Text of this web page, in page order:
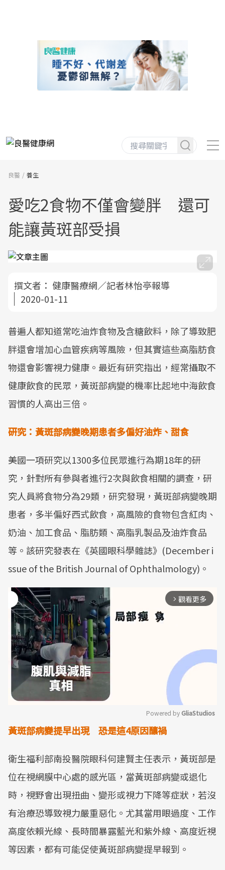
良醫 養生
愛吃2食物不僅會變胖 還可
能讓黃斑部受損
撰文者： 健康醫療網／記者林怡亭報導
2020-01-11
普遍人都知道常吃油炸食物及含糖飲料，除了導致肥
胖還會增加心血管疾病等風險，但其實這些高脂肪食
物還會影響視力健康。最近有研究指出，經常攝取不
健康飲食的民眾，黃斑部病變的機率比起地中海飲食
習慣的人高出三倍。
研究：黃斑部病變晚期患者多偏好油炸、甜食
美國一項研究以1300多位民眾進行為期18年的研
究，針對所有參與者進行2次與飲食相關的調查，研
究人員將食物分為29類，研究發現，黃斑部病變晚期
患者，多半偏好西式飲食，高風險的食物包含紅肉、
奶油、加工食品、脂肪類、高脂乳製品及油炸食品
等。該研究發表在《英國眼科學雜誌》(December i
ssue of the British Journal of Ophthalmology)。
arrow_forward_ios 觀看更多
Powered by GliaStudios
黃斑部病變提早出現 恐是這4原因釀禍
衛生福利部南投醫院眼科何建賢主任表示，黃斑部是
位在視網膜中心處的感光區，當黃斑部病變或退化
時，視野會出現扭曲、變形或視力下降等症狀，若沒
有治療恐導致視力嚴重惡化。尤其當用眼過度、工作
高度依賴光線、長時間暴露藍光和紫外線、高度近視
等因素，都有可能促使黃斑部病變提早報到。